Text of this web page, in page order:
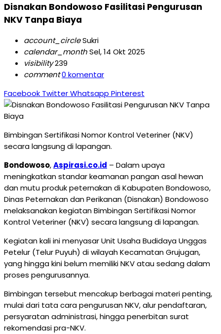
Disnakan Bondowoso Fasilitasi Pengurusan
NKV Tanpa Biaya
account_circleSukri
calendar_monthSel, 14 Okt 2025
visibility239
comment0 komentar
Facebook TwitterWhatsapp Pinterest
Bimbingan Sertifikasi Nomor Kontrol Veteriner (NKV)
secara langsung di lapangan.
Bondowoso,Aspirasi.co.id – Dalam upaya
meningkatkan standar keamanan pangan asal hewan
dan mutu produk peternakan di Kabupaten Bondowoso,
Dinas Peternakan dan Perikanan (Disnakan) Bondowoso
melaksanakan kegiatan Bimbingan Sertifikasi Nomor
Kontrol Veteriner (NKV) secara langsung di lapangan.
Kegiatan kali ini menyasar Unit Usaha Budidaya Unggas
Petelur (Telur Puyuh) di wilayah Kecamatan Grujugan,
yang hingga kini belum memiliki NKV atau sedang dalam
proses pengurusannya.
Bimbingan tersebut mencakup berbagai materi penting,
mulai dari tata cara pengurusan NKV, alur pendaftaran,
persyaratan administrasi, hingga penerbitan surat
rekomendasi pra-NKV.